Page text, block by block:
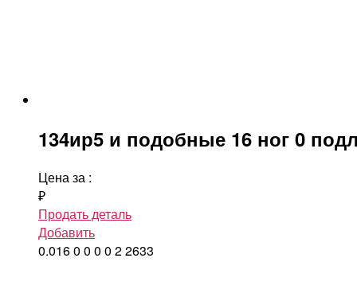
134ир5 и подобные 16 ног 0
Цена за :
₽
Продать деталь
Добавить
0.0160 0 0 0 22633